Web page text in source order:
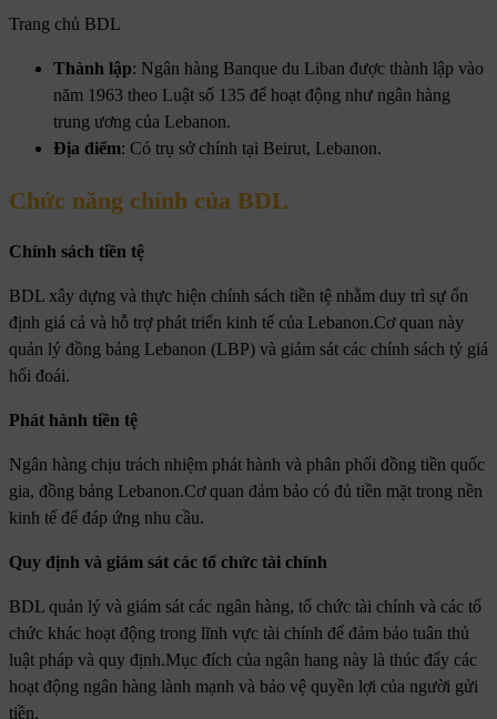
Trang chủ BDL
Thành lập: Ngân hàng Banque du Liban được thành lập vào
năm 1963 theo Luật số 135 để hoạt động như ngân hàng
trung ương của Lebanon.
Địa điểm: Có trụ sở chính tại Beirut, Lebanon.
Chức năng chính của BDL
Chính sách tiền tệ
BDL xây dựng và thực hiện chính sách tiền tệ nhằm duy trì sự ổn
định giá cả và hỗ trợ phát triển kinh tế của Lebanon.Cơ quan này
quản lý đồng bảng Lebanon (LBP) và giám sát các chính sách tỷ giá
hối đoái.
Phát hành tiền tệ
Ngân hàng chịu trách nhiệm phát hành và phân phối đồng tiền quốc
gia, đồng bảng Lebanon.Cơ quan đảm bảo có đủ tiền mặt trong nền
kinh tế để đáp ứng nhu cầu.
Quy định và giám sát các tổ chức tài chính
BDL quản lý và giám sát các ngân hàng, tổ chức tài chính và các tổ
chức khác hoạt động trong lĩnh vực tài chính để đảm bảo tuân thủ
luật pháp và quy định.Mục đích của ngân hang này là thúc đẩy các
hoạt động ngân hàng lành mạnh và bảo vệ quyền lợi của người gửi
tiền.